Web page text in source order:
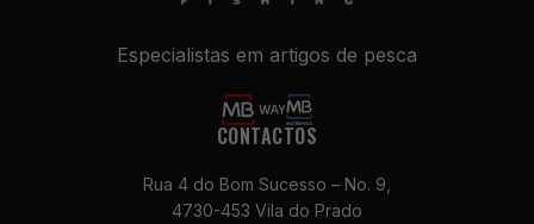
Especialistas em artigos de pesca
CONTACTOS
Rua 4 do Bom Sucesso – No. 9,
4730-453 Vila do Prado